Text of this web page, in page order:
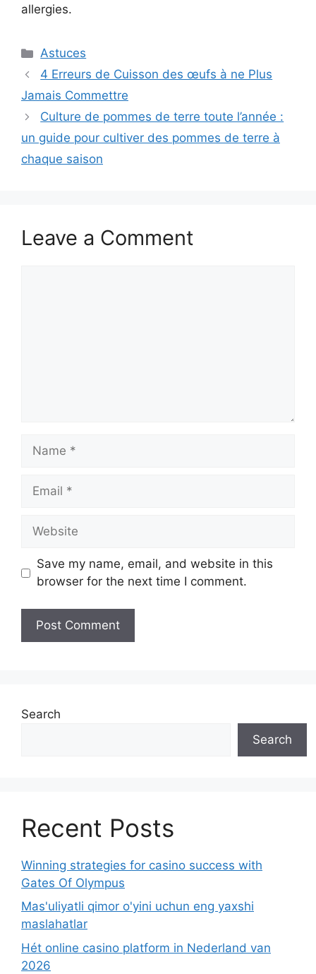
allergies.
Categories
Astuces
4 Erreurs de Cuisson des œufs à ne Plus
Jamais Commettre
Culture de pommes de terre toute l’année :
un guide pour cultiver des pommes de terre à
chaque saison
Leave a Comment
Name
Email
Website
Save my name, email, and website in this
browser for the next time I comment.
Search
Search
Recent Posts
Winning strategies for casino success with
Gates Of Olympus
Mas'uliyatli qimor o'yini uchun eng yaxshi
maslahatlar
Hét online casino platform in Nederland van
2026